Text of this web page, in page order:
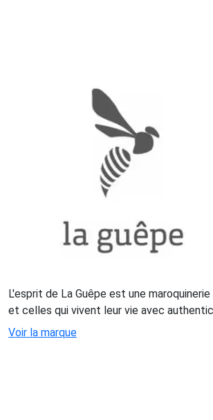
L'esprit de La Guêpe est une
et celles qui vivent leur vie avec
Voir la marque